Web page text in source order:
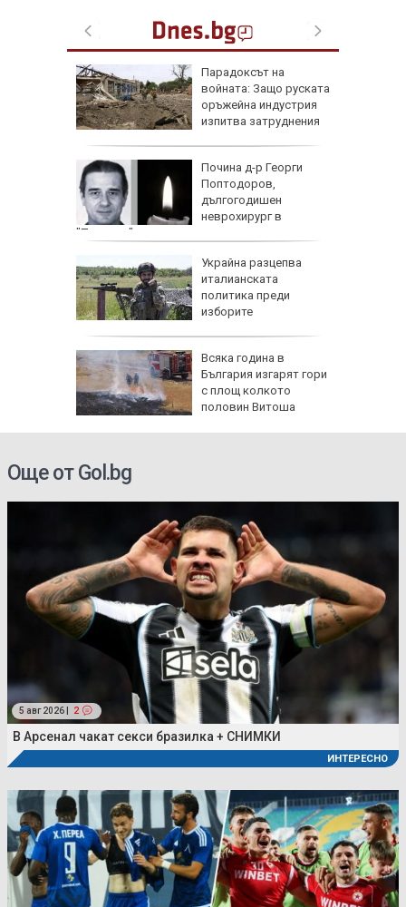
Парадоксът на
войната: Защо руската
оръжейна индустрия
изпитва затруднения
Почина д-р Георги
Поптодоров,
дългогодишен
неврохирург в
"Пирогов"
Украйна разцепва
италианската
политика преди
изборите
Всяка година в
България изгарят гори
с площ колкото
половин Витоша
Още от Gol.bg
5 авг 2026 | 2
В Арсенал чакат секси бразилка + СНИМКИ
ИНТЕРЕСНО